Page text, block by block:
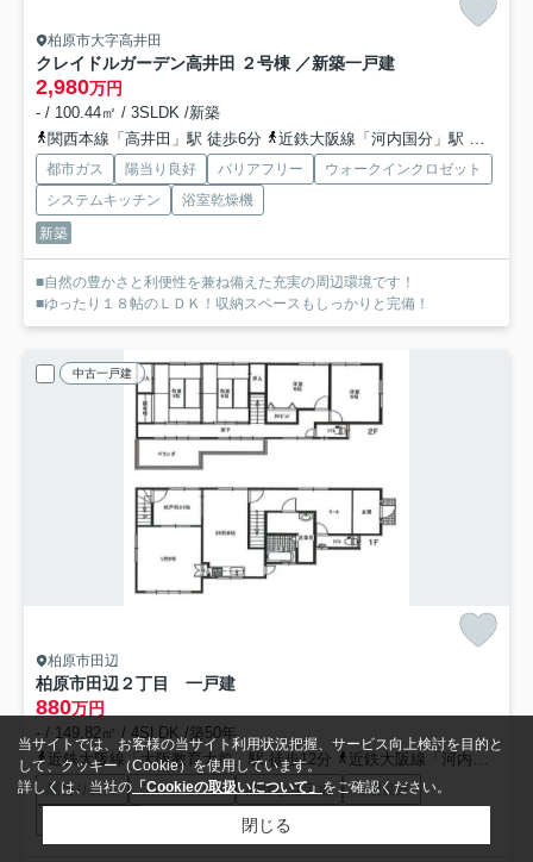
柏原市大字高井田
クレイドルガーデン高井田 ２号棟 ／新築一戸建
2,980万円
- / 100.44㎡ / 3SLDK /新築
関西本線「高井田」駅 徒歩6分
近鉄大阪線「河内国分」駅 徒歩15分
都市ガス 陽当り良好 バリアフリー
ウォークインクロゼット
システムキッチン
浴室乾燥機
新築
■自然の豊かさと利便性を兼ね備えた充実の周辺環境です！
■ゆったり１８帖のＬＤＫ！収納スペースもしっかりと完備！
中古一戸建
柏原市田辺
柏原市田辺２丁目 一戸建
880万円
- / 149.82㎡ / 4SLDK /築50年
近鉄大阪線「大阪教育大前」駅 徒歩12分
近鉄大阪線「河内国分」駅 徒歩19分
陽当り良好 フローリング 閑静な住宅地
眺望良好
当サイトでは、お客様の当サイト利用状況把握、サービス向上検討を目的と
して、クッキー（Cookie）を使用しています。
詳しくは、当社の 「Cookieの取扱いについて」 をご確認ください。
閉じる